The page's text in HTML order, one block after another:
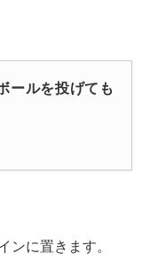
ールを投げても
ンに置きます。